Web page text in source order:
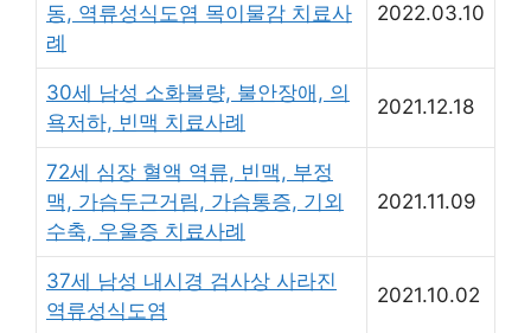
동, 역류성식도염 목이물감 치료사
례
2022.03.10
30세 남성 소화불량, 불안장애, 의
욕저하, 빈맥 치료사례
2021.12.18
72세 심장 혈액 역류, 빈맥, 부정
맥, 가슴두근거림, 가슴통증, 기외
수축, 우울증 치료사례
2021.11.09
37세 남성 내시경 검사상 사라진
역류성식도염
2021.10.02